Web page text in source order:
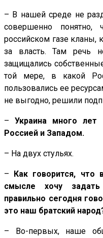
– В нашей среде не
совершенно
российском газе кланы,
за власть. Там речь
защищались
той мере, в какой
пользовались ее
не выгодно, решили
– Украина много
Россией и Западом.
– На двух стульях.
– Как говорится,
смысле хочу
правильно сегодня
это наш братский
– Во-первых, наше